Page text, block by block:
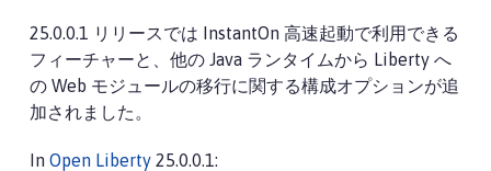
25.0.0.1 リリースでは InstantOn 高速起動で利用できる
フィーチャーと、他の Java ランタイムから Liberty へ
の Web モジュールの移行に関する構成オプションが追
加されました。
In Open Liberty 25.0.0.1: